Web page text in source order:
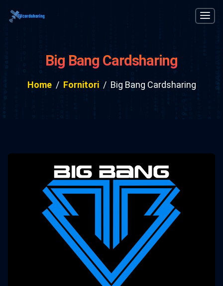
Big Bang Cardsharing
Home Fornitori Big Bang Cardsharing